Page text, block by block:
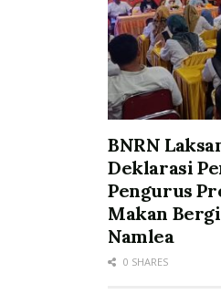
BNRN
Deklarasi
Pengurus
Makan
Namlea
0 SHARES